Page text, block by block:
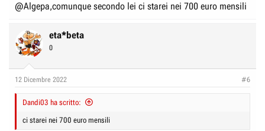
@Algepa,comunque secondo lei ci starei nei 700 euro mensili
eta*beta
0
12 Dicembre 2022 #6
Dandi03 ha scritto:
ci starei nei 700 euro mensili